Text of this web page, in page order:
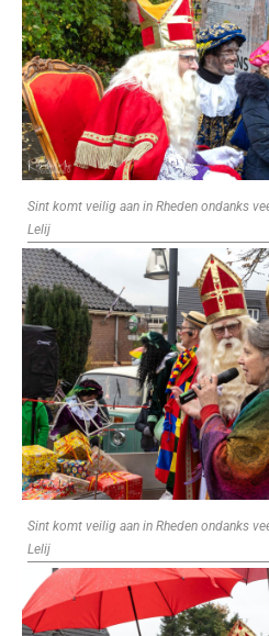
Sint komt veilig aan in Rheden ondanks
Lelij
Sint komt veilig aan in Rheden ondanks
Lelij